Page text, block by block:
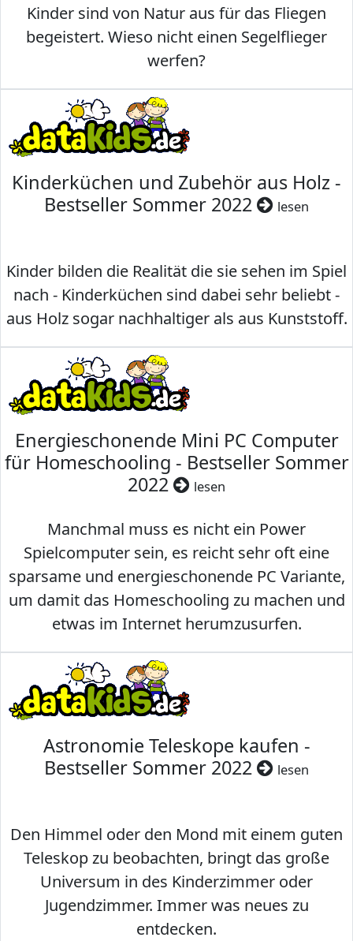
Kinder sind von Natur aus für das Fliegen
begeistert. Wieso nicht einen Segelflieger
werfen?
Kinderküchen und Zubehör aus Holz -
Bestseller Sommer 2022
lesen
Kinder bilden die Realität die sie sehen im Spiel
nach - Kinderküchen sind dabei sehr beliebt -
aus Holz sogar nachhaltiger als aus Kunststoff.
Energieschonende Mini PC Computer
für Homeschooling - Bestseller Sommer
2022
lesen
Manchmal muss es nicht ein Power
Spielcomputer sein, es reicht sehr oft eine
sparsame und energieschonende PC Variante,
um damit das Homeschooling zu machen und
etwas im Internet herumzusurfen.
Astronomie Teleskope kaufen -
Bestseller Sommer 2022
lesen
Den Himmel oder den Mond mit einem guten
Teleskop zu beobachten, bringt das große
Universum in des Kinderzimmer oder
Jugendzimmer. Immer was neues zu
entdecken.